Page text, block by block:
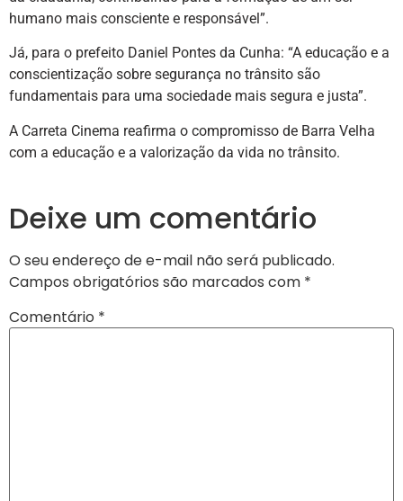
humano mais consciente e responsável”.
Já, para o prefeito Daniel Pontes da Cunha: “A educação e a
conscientização sobre segurança no trânsito são
fundamentais para uma sociedade mais segura e justa”.
A Carreta Cinema reafirma o compromisso de Barra Velha
com a educação e a valorização da vida no trânsito.
Deixe um comentário
O seu endereço de e-mail não será publicado.
Campos obrigatórios são marcados com *
Comentário *